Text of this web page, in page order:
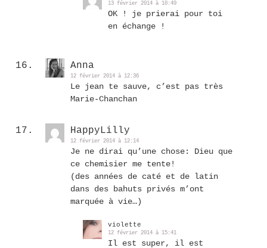
13 février 2014 à 10:49
OK ! je prierai pour toi
en échange !
Anna
12 février 2014 à 12:36
Le jean te sauve, c’est pas très
Marie-Chanchan
HappyLilly
12 février 2014 à 12:14
Je ne dirai qu’une chose: Dieu que
ce chemisier me tente!
(des années de caté et de latin
dans des bahuts privés m’ont
marquée à vie…)
violette
12 février 2014 à 15:41
Il est super, il est